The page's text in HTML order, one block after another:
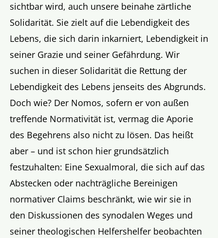
sichtbar wird, auch unsere beinahe zärtliche
Solidarität. Sie zielt auf die Lebendigkeit des
Lebens, die sich darin inkarniert, Lebendigkeit in
seiner Grazie und seiner Gefährdung. Wir
suchen in dieser Solidarität die Rettung der
Lebendigkeit des Lebens jenseits des Abgrunds.
Doch wie? Der Nomos, sofern er von außen
treffende Normativität ist, vermag die Aporie
des Begehrens also nicht zu lösen. Das heißt
aber – und ist schon hier grundsätzlich
festzuhalten: Eine Sexualmoral, die sich auf das
Abstecken oder nachträgliche Bereinigen
normativer Claims beschränkt, wie wir sie in
den Diskussionen des synodalen Weges und
seiner theologischen Helfershelfer beobachten